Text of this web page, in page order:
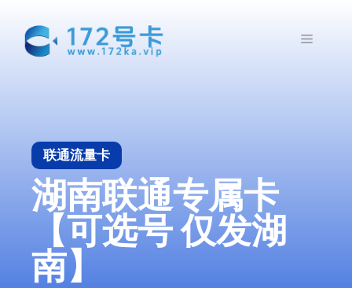
菜
联通流量卡
湖南联通专属卡
【可选号 仅发湖
南】